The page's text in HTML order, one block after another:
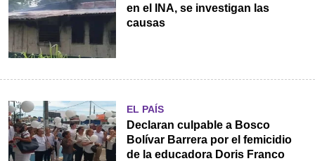
en el INA, se investigan las
causas
EL PAÍS
Declaran culpable a Bosco
Bolívar Barrera por el femicidio
de la educadora Doris Franco